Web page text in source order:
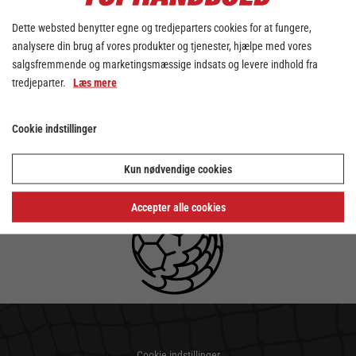
Dette websted benytter egne og tredjeparters cookies for at fungere,
analysere din brug af vores produkter og tjenester, hjælpe med vores
salgsfremmende og marketingsmæssige indsats og levere indhold fra
tredjeparter. Læs mere
Cookie indstillinger
Kun nødvendige cookies
Accepter alle cookies